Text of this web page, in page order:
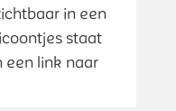
in een
staat
een link naar